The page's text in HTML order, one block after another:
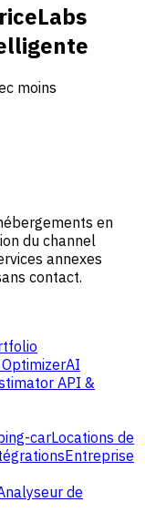
moins
en
du channel
annexes
contact.
AI
API &
carLocations de
Entreprise
de